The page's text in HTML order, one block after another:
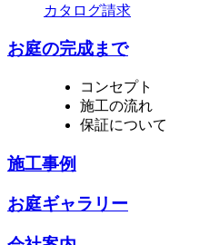
カタログ請求
お庭の完成まで
コンセプト
施工の流れ
保証について
施工事例
お庭ギャラリー